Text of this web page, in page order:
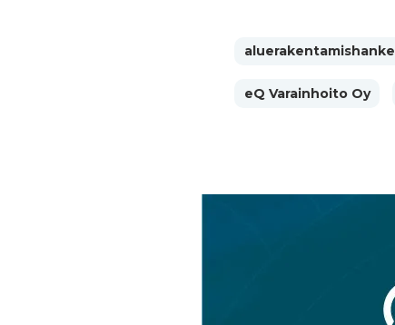
aluerakentamishanke
eQ Varainhoito Oy